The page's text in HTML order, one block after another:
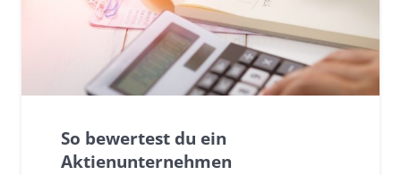
So bewertest du ein
Aktienunternehmen